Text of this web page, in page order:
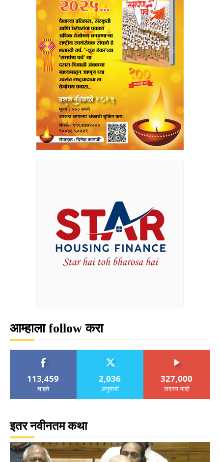
आम्हाला follow करा
113,459
चाहते
2,036
अनुयायी
327,000
सदस्य यादी
इतर नवीनतम कथा